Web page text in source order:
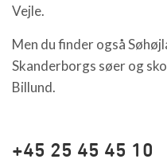
Vejle.
Men du finder også
Skanderborgs søer og
Billund.
+45 25 45 45 10